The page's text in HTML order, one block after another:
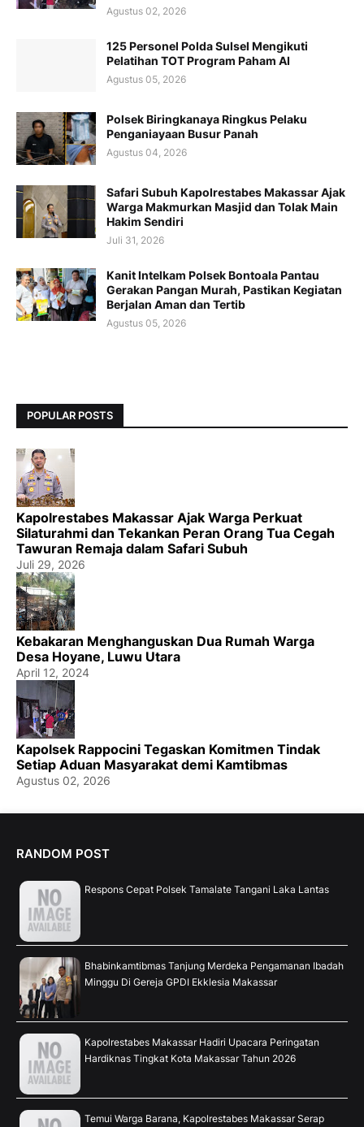
Agustus 02, 2026
125 Personel Polda Sulsel Mengikuti
Pelatihan TOT Program Paham AI
Agustus 05, 2026
Polsek Biringkanaya Ringkus Pelaku
Penganiayaan Busur Panah
Agustus 04, 2026
Safari Subuh Kapolrestabes Makassar Ajak
Warga Makmurkan Masjid dan Tolak Main
Hakim Sendiri
Juli 31, 2026
Kanit Intelkam Polsek Bontoala Pantau
Gerakan Pangan Murah, Pastikan Kegiatan
Berjalan Aman dan Tertib
Agustus 05, 2026
POPULAR POSTS
Kapolrestabes Makassar Ajak Warga Perkuat
Silaturahmi dan Tekankan Peran Orang Tua Cegah
Tawuran Remaja dalam Safari Subuh
Juli 29, 2026
Kebakaran Menghanguskan Dua Rumah Warga
Desa Hoyane, Luwu Utara
April 12, 2024
Kapolsek Rappocini Tegaskan Komitmen Tindak
Setiap Aduan Masyarakat demi Kamtibmas
Agustus 02, 2026
RANDOM POST
Respons Cepat Polsek Tamalate Tangani Laka Lantas
Bhabinkamtibmas Tanjung Merdeka Pengamanan Ibadah
Minggu Di Gereja GPDI Ekklesia Makassar
Kapolrestabes Makassar Hadiri Upacara Peringatan
Hardiknas Tingkat Kota Makassar Tahun 2026
Temui Warga Barana, Kapolrestabes Makassar Serap